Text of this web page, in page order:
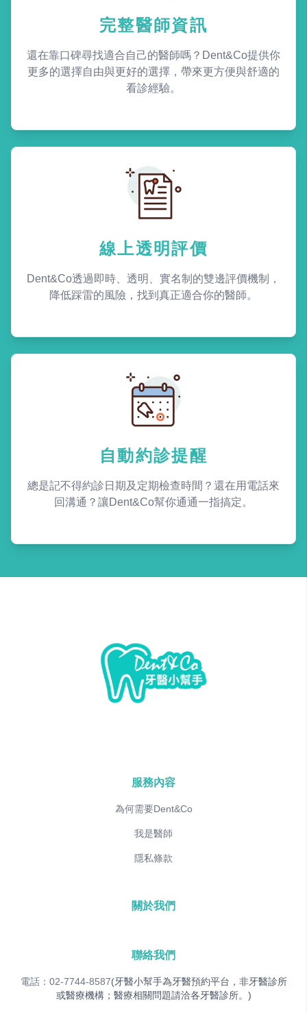
完整醫師資訊
還在靠口碑尋找適合自己的醫師嗎？Dent&Co提供你
更多的選擇自由與更好的選擇，帶來更方便與舒適的
看診經驗。
線上透明評價
Dent&Co透過即時、透明、實名制的雙邊評價機制，
降低踩雷的風險，找到真正適合你的醫師。
自動約診提醒
總是記不得約診日期及定期檢查時間？還在用電話來
回溝通？讓Dent&Co幫你通通一指搞定。
服務內容
為何需要Dent&Co
我是醫師
隱私條款
關於我們
聯絡我們
電話：02-7744-8587(牙醫小幫手為牙醫預約平台，非牙醫診所
或醫療機構；醫療相關問題請洽各牙醫診所。)